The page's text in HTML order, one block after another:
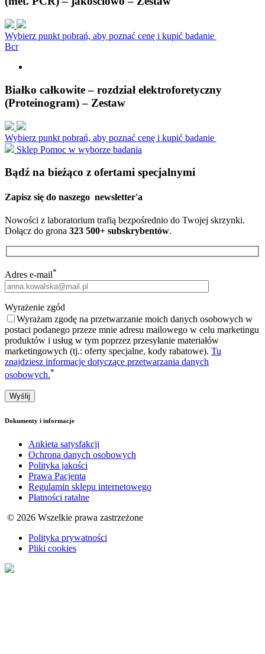
Wybierz punkt pobrań, aby poznać cenę i kupić badanie
Bcr
Białko całkowite – rozdział elektroforetyczny
(Proteinogram) – Zestaw
Wybierz punkt pobrań, aby poznać cenę i kupić badanie
Sklep Pomoc w wyborze badania
Bądź na bieżąco z ofertami specjalnymi
Zapisz się do naszego newsletter'a
Nowości z laboratorium trafią bezpośrednio do Twojej skrzynki.
Dołącz do grona 323 500+ subskrybentów.
Adres e-mail*
Wyrażenie zgód
Wyrażam zgodę na przetwarzanie moich danych osobowych w
postaci podanego przeze mnie adresu mailowego w celu marketingu
produktów i usług w tym poprzez przesyłanie materiałów
marketingowych (tj.: oferty specjalne, kody rabatowe). Tu
znajdziesz informacje dotyczące przetwarzania danych
osobowych.*
Dokumenty i informacje
Ankieta satysfakcji
Ochrona danych osobowych
Polityka jakości
Prawa Pacjenta
Regulamin sklepu internetowego
Płatności ratalne
© 2026 Wszelkie prawa zastrzeżone
Polityka prywatności
Pliki cookies